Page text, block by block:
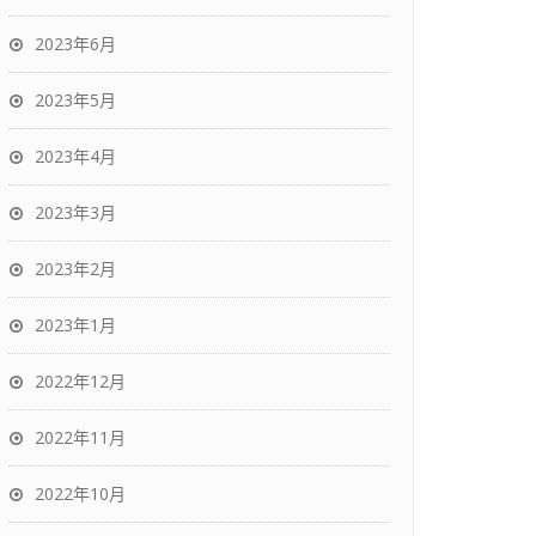
2023年6月
2023年5月
2023年4月
2023年3月
2023年2月
2023年1月
2022年12月
2022年11月
2022年10月